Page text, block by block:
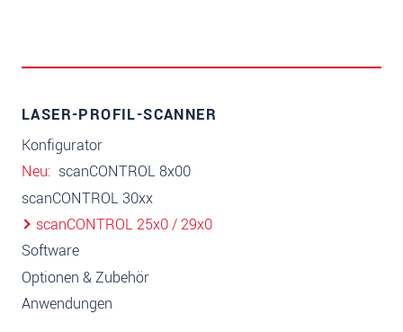
LASER-PROFIL-SCANNER
Konfigurator
Neu
scanCONTROL 8x00
scanCONTROL 30xx
scanCONTROL 25x0 / 29x0
Software
Optionen & Zubehör
Anwendungen